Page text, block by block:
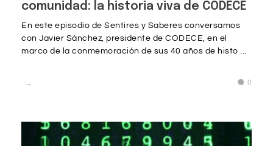
comunidad: la historia viva de CODECE
En este episodio de Sentires y Saberes conversamos
con Javier Sánchez, presidente de CODECE, en el
marco de la conmemoración de sus 40 años de histo ...
0